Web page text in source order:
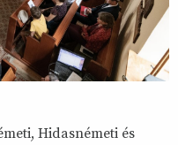
Hidasnémeti és